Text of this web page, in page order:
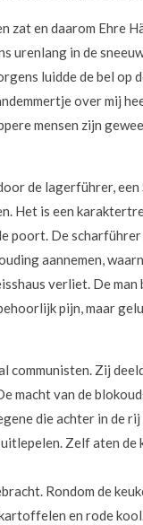
zat en daarom Ehre
urenlang in de
luidde de bel
over mij
mensen zijn
de lagerführer,
Het is een
poort. De
aannemen,
verliet. De
pijn, maar
Zij
macht van de
die achter in de
Zelf aten
Rondom de
en rode